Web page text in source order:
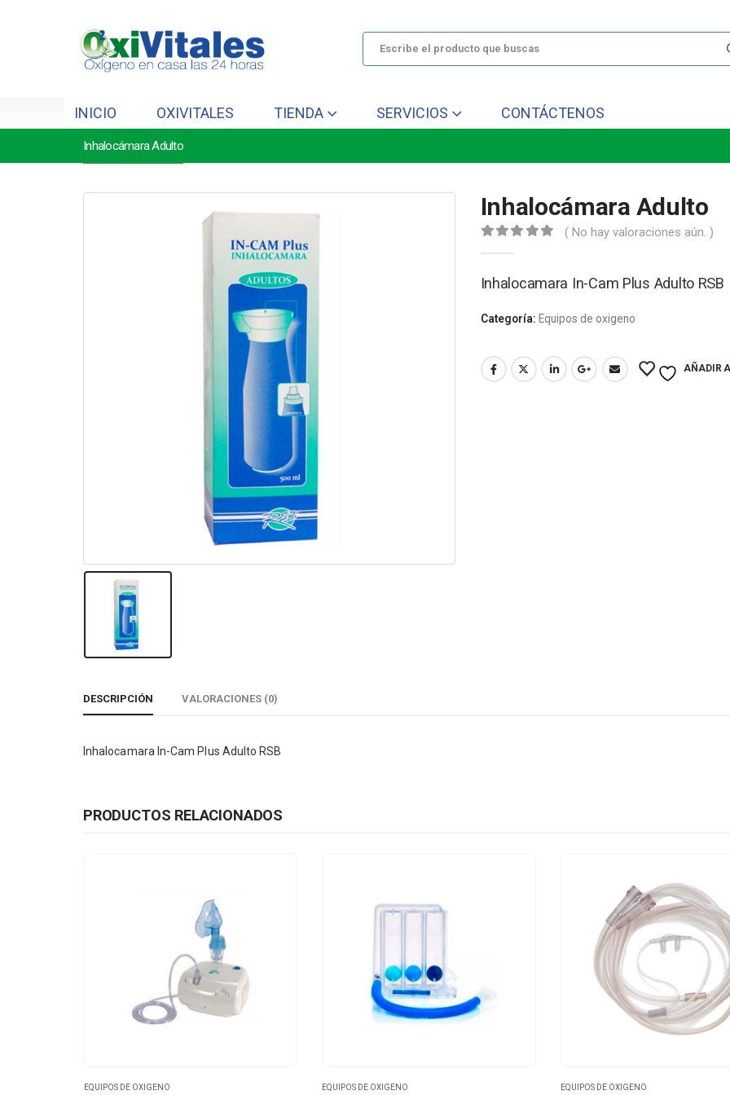
INICIO OXIVITALES TIENDA SERVICIOS CONTÁCTENOS
Inhalocámara Adulto
Inhalocámara Adulto
( No hay valoraciones aún. )
Inhalocamara In-Cam Plus Adulto RSB
Categoría: Equipos de oxigeno
AÑADIR
DESCRIPCIÓN VALORACIONES (0)
Inhalocamara In-Cam Plus Adulto RSB
PRODUCTOS RELACIONADOS
EQUIPOS DE OXIGENO EQUIPOS DE OXIGENO EQUIPOS DE OXIGENO